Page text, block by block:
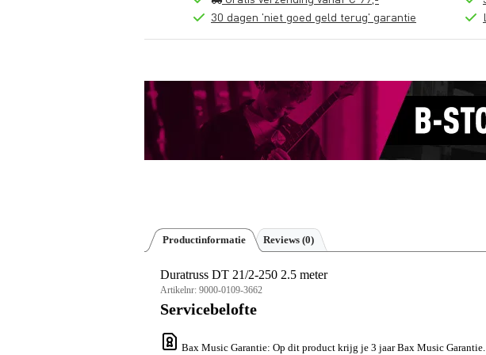
30 dagen 'niet goed geld terug' garantie
Productinformatie Reviews (0)
Duratruss DT 21/2-250 2.5 meter
Artikelnr: 9000-0109-3662
Servicebelofte
Bax Music Garantie: Op dit product krijg je 3 jaar Bax Music Garantie.